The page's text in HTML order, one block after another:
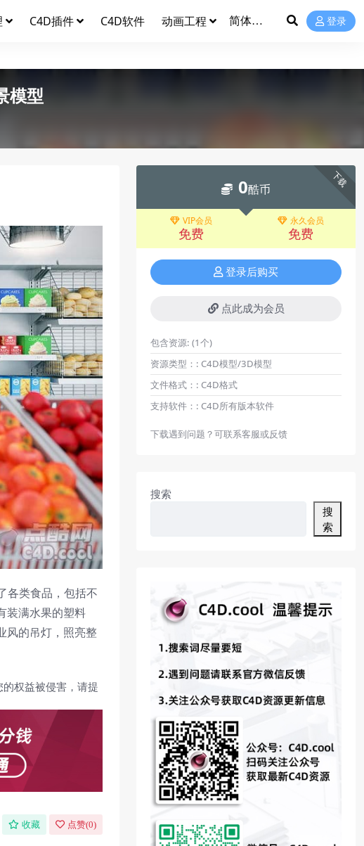
C4D插件 C4D软件 动画工程 登录
模型
各类食品，包括不
装满水果的塑料
风的吊灯，照亮整
权益被侵害，请提
收藏 点赞(0)
下载
0酷币
VIP会员
免费
永久会员
免费
登录后购买
点此成为会员
包含资源: (1个)
资源类型：: C4D模型/3D模型
文件格式：: C4D格式
支持软件：: C4D所有版本软件
下载遇到问题？可联系客服或反馈
搜索
搜
索